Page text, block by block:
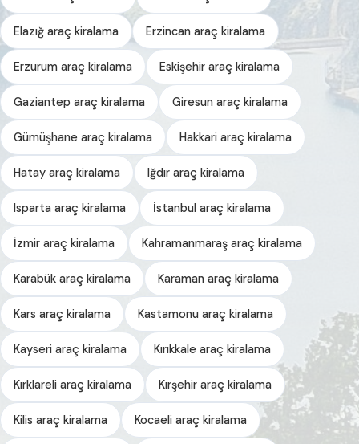
Elazığ araç kiralama Erzincan araç kiralama
Erzurum araç kiralama Eskişehir araç kiralama
Gaziantep araç kiralama Giresun araç kiralama
Gümüşhane araç kiralama Hakkari araç kiralama
Hatay araç kiralama Iğdır araç kiralama
Isparta araç kiralama İstanbul araç kiralama
İzmir araç kiralama Kahramanmaraş araç kiralama
Karabük araç kiralama Karaman araç kiralama
Kars araç kiralama Kastamonu araç kiralama
Kayseri araç kiralama Kırıkkale araç kiralama
Kırklareli araç kiralama Kırşehir araç kiralama
Kilis araç kiralama Kocaeli araç kiralama